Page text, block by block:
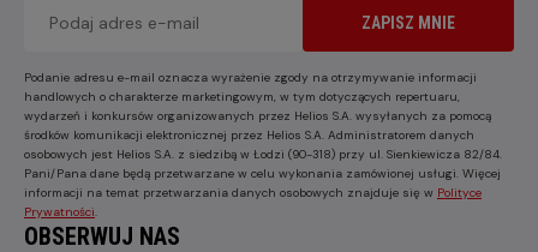
ZAPISZ MNIE
Podanie adresu e-mail oznacza wyrażenie zgody na otrzymywanie informacji
handlowych o charakterze marketingowym, w tym dotyczących repertuaru,
wydarzeń i konkursów organizowanych przez Helios S.A. wysyłanych za pomocą
środków komunikacji elektronicznej przez Helios S.A. Administratorem danych
osobowych jest Helios S.A. z siedzibą w Łodzi (90-318) przy ul. Sienkiewicza 82/84.
Pani/Pana dane będą przetwarzane w celu wykonania zamówionej usługi. Więcej
informacji na temat przetwarzania danych osobowych znajduje się w Polityce
Prywatności
OBSERWUJ NAS